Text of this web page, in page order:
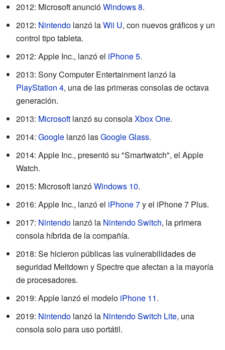
2012: Microsoft anuncióWindows 8.
2012: Nintendo lanzó laWii U, con nuevos gráficos y un
control tipo tableta.
2012: Apple Inc., lanzó el iPhone 5.
2013: Sony Computer Entertainment lanzó la
PlayStation 4, una de las primeras consolas de octava
generación.
2013: Microsoft lanzó su consolaXbox One.
2014: Google lanzó lasGoogle Glass.
2014: Apple Inc., presentó su "Smartwatch", el Apple
Watch.
2015: Microsoft lanzóWindows 10.
2016: Apple Inc., lanzó el iPhone 7y el iPhone 7 Plus.
2017: Nintendo lanzó la Nintendo Switch, la primera
consola híbrida de la compañía.
2018: Se hicieron públicas las vulnerabilidades de
seguridad Meltdown y Spectre que afectan a la mayoría
de procesadores.
2019: Apple lanzó el modelo iPhone 11.
2019: Nintendo lanzó la Nintendo Switch Lite, una
consola solo para uso portátil.